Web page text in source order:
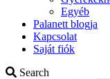
Egyéb
Palanett blogja
Kapcsolat
Saját fiók
Search